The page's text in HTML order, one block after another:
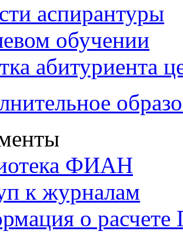
аспирантуры
обучении
абитуриента
ФИАН
к журналам
о